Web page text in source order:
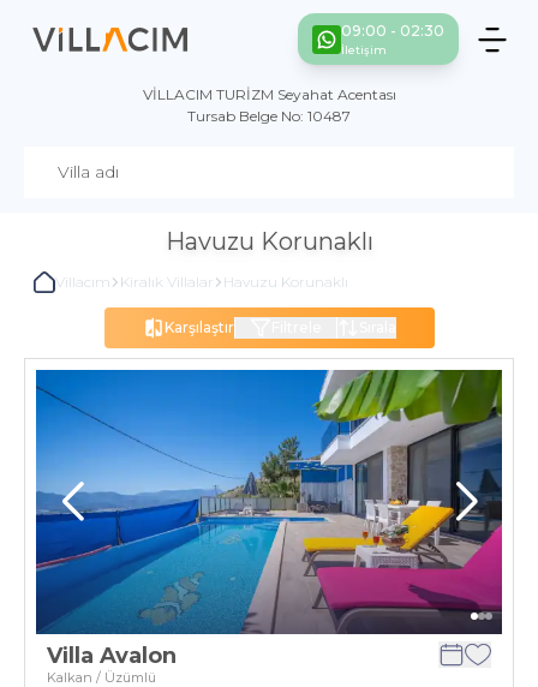
09:00 - 02:30
İletişim
VİLLACIM TURİZM Seyahat Acentası
Tursab Belge No: 10487
Havuzu Korunaklı
Villacım Kiralık Villalar Havuzu Korunaklı
Karşılaştır
Villa Avalon
Kalkan / Üzümlü